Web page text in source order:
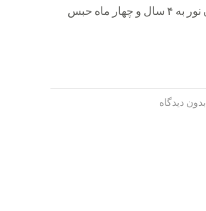
سایت مجذوبان نور به ۴ سال و چهار ماه حبس
بدون دیدگاه